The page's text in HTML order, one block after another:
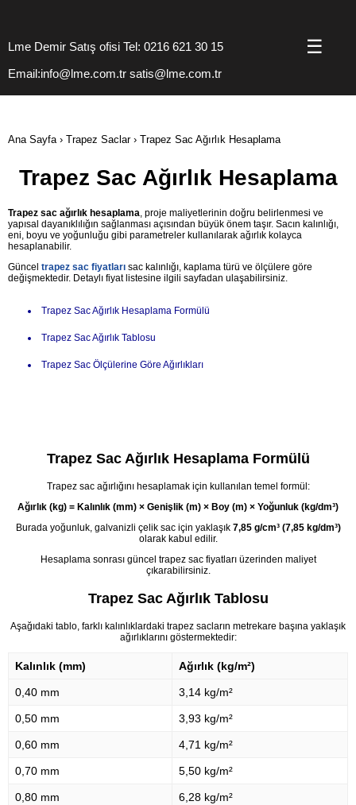
☰
Lme Demir Satış ofisi Tel: 0216 621 30 15
Email:info@lme.com.tr satis@lme.com.tr
Ana Sayfa› Trapez Saclar› Trapez Sac Ağırlık Hesaplama
Trapez Sac Ağırlık Hesaplama
Trapez sac ağırlık hesaplama, proje maliyetlerinin doğru belirlenmesi ve
yapısal dayanıklılığın sağlanması açısından büyük önem taşır. Sacın kalınlığı,
eni, boyu ve yoğunluğu gibi parametreler kullanılarak ağırlık kolayca
hesaplanabilir.
Güncel trapez sac fiyatları sac kalınlığı, kaplama türü ve ölçülere göre
değişmektedir. Detaylı fiyat listesine ilgili sayfadan ulaşabilirsiniz.
Trapez Sac Ağırlık Hesaplama Formülü
Trapez Sac Ağırlık Tablosu
Trapez Sac Ölçülerine Göre Ağırlıkları
Trapez Sac Ağırlık Hesaplama Formülü
Trapez sac ağırlığını hesaplamak için kullanılan temel formül:
Ağırlık (kg) = Kalınlık (mm) × Genişlik (m) × Boy (m) × Yoğunluk (kg/dm³)
Burada yoğunluk, galvanizli çelik sac için yaklaşık 7,85 g/cm³ (7,85 kg/dm³)
olarak kabul edilir.
Hesaplama sonrası güncel trapez sac fiyatlarıüzerinden maliyet
çıkarabilirsiniz.
Trapez Sac Ağırlık Tablosu
Aşağıdaki tablo, farklı kalınlıklardaki trapez sacların metrekare başına yaklaşık
ağırlıklarını göstermektedir:
Kalınlık (mm) Ağırlık (kg/m²)
0,40 mm 3,14 kg/m²
0,50 mm 3,93 kg/m²
0,60 mm 4,71 kg/m²
0,70 mm 5,50 kg/m²
0,80 mm 6,28 kg/m²